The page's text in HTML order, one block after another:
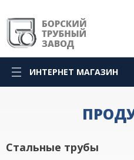
ИНТЕРНЕТ МАГАЗИН
Стальные трубы